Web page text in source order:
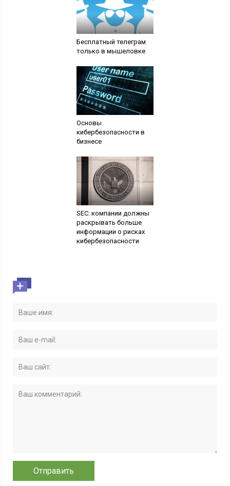
Бесплатный телеграм
только в мышеловке
Основы
кибербезопасности в
бизнесе
SEC: компании должны
раскрывать больше
информации о рисках
кибербезопасности